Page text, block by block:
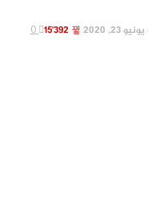
يونيو 23, 2020